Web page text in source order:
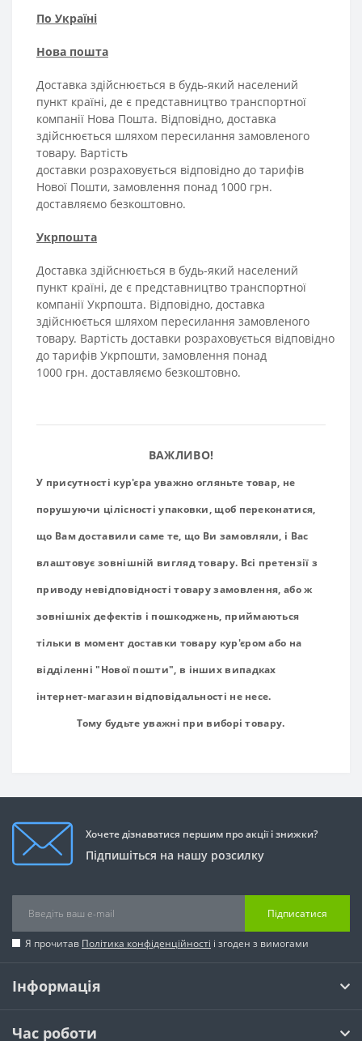
По Україні
Нова пошта
Доставка здійснюється в будь-який населений
пункт країні, де є представництво транспортної
компанії Нова Пошта. Відповідно, доставка
здійснюється шляхом пересилання замовленого
товару. Вартість
доставки розраховується відповідно до тарифів
Нової Пошти, замовлення понад 1000 грн.
доставляємо безкоштовно.
Укрпошта
Доставка здійснюється в будь-який населений
пункт країні, де є представництво транспортної
компанії Укрпошта. Відповідно, доставка
здійснюється шляхом пересилання замовленого
товару. Вартість доставки розраховується відповідно
до тарифів Укрпошти, замовлення понад
1000 грн. доставляємо безкоштовно.
ВАЖЛИВО!
У присутності кур'єра уважно огляньте товар, не
порушуючи цілісності упаковки, щоб переконатися,
що Вамдоставили саме те, що Ви замовляли, і Вас
влаштовує зовнішній виглядтовару. Всі претензії з
приводу невідповідності товарузамовлення, абож
зовнішніх дефектів і пошкоджень, приймаються
тільки в момент доставки товару кур'єром або на
відділенні "Нової пошти", в інших випадках
інтернет-магазин відповідальності не несе.
Тому будьте уважні при виборі товару.
Хочете дізнаватися першим про акції і знижки?
Підпишіться на нашу розсилку
Підписатися
Я прочитав Політика конфіденційності і згоден з вимогами
Інформація
Час роботи